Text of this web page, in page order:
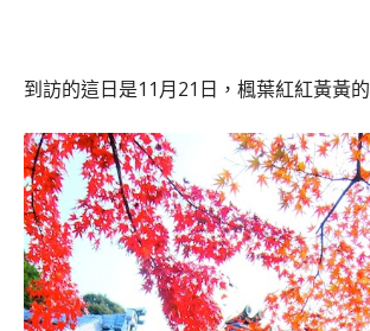
到訪的這日是11月21日，楓葉紅紅黃黃的